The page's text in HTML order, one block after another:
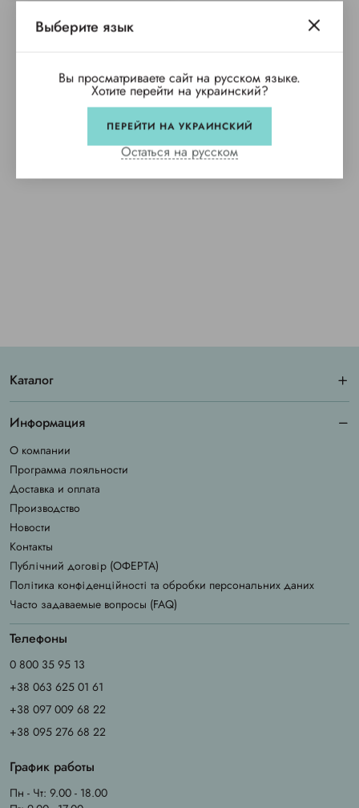
Выберите язык
Вы просматриваете сайт на русском языке.
Хотите перейти на украинский?
ПЕРЕЙТИ НА УКРАИНСКИЙ
Остаться на русском
Каталог
Информация
О компании
Программа лояльности
Доставка и оплата
Производство
Новости
Контакты
Публічний договір (ОФЕРТА)
Політика конфіденційності та обробки персональних даних
Часто задаваемые вопросы (FAQ)
Телефоны
0 800 35 95 13
+38 063 625 01 61
+38 097 009 68 22
+38 095 276 68 22
График работы
Пн - Чт: 9.00 - 18.00